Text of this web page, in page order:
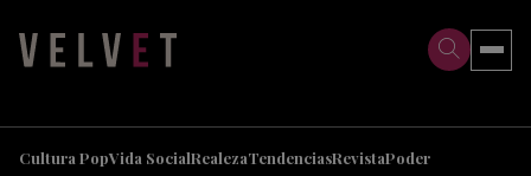
Cultura PopVida SocialRealezaTendenciasRevistaPoder